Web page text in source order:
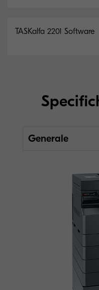
TASKalfa 2201 Software
Generale